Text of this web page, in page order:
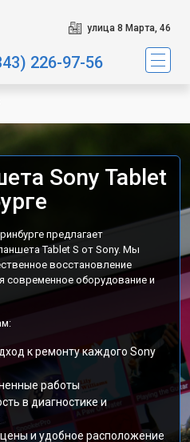
улица 8 Марта, 46
226-97-56
Sony Tablet
предлагает
Tablet S от Sony. Мы
восстановление
современное оборудование и
к ремонту каждого Sony
работы
в диагностике и
и удобное расположение